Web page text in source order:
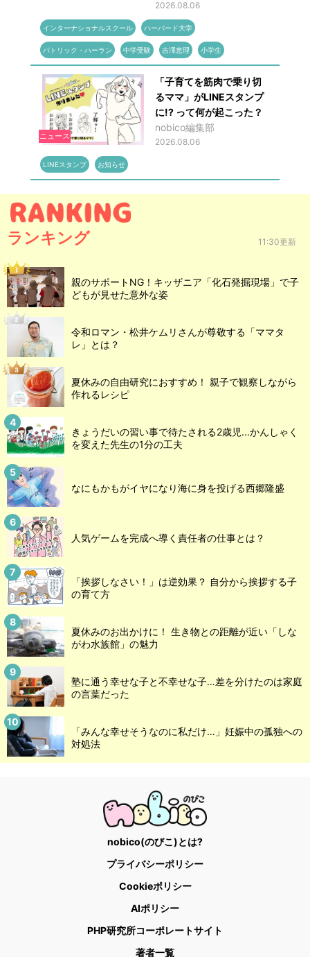
2026.08.06
インターナショナルスクール ハーバード大学
パトリック・ハーラン 中学受験 吉澤恵理 小学生
ニュース
「子育てを筋肉で乗り切
るママ」がLINEスタンプ
に!? って何が起こった？
nobico編集部
2026.08.06
LINEスタンプ お知らせ
ランキング 11:30更新
親のサポートNG！キッザニア「化石発掘現場」で子
どもが見せた意外な姿
令和ロマン・松井ケムリさんが尊敬する「ママタ
レ」とは？
夏休みの自由研究におすすめ！ 親子で観察しながら
作れるレシピ
きょうだいの習い事で待たされる2歳児...かんしゃく
を変えた先生の1分の工夫
なにもかもがイヤになり海に身を投げる西郷隆盛
人気ゲームを完成へ導く責任者の仕事とは？
「挨拶しなさい！」は逆効果？ 自分から挨拶する子
の育て方
夏休みのお出かけに！ 生き物との距離が近い「しな
がわ水族館」の魅力
塾に通う幸せな子と不幸せな子…差を分けたのは家庭
の言葉だった
「みんな幸せそうなのに私だけ…」妊娠中の孤独への
対処法
nobico(のびこ)とは?
プライバシーポリシー
Cookieポリシー
AIポリシー
PHP研究所コーポレートサイト
著者一覧